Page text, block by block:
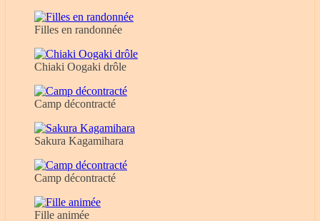
Filles en randonnée
Chiaki Oogaki drôle
Camp décontracté
Sakura Kagamihara
Camp décontracté
Fille animée